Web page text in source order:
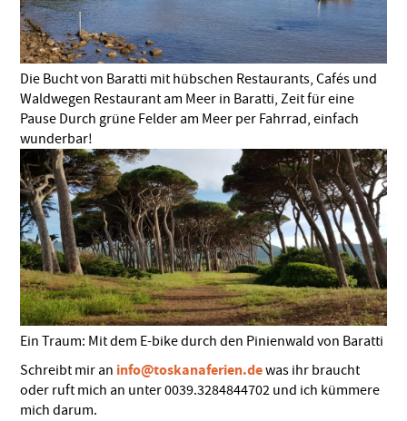
Die Bucht von Baratti mit hübschen Restaurants, Cafés und
Waldwegen Restaurant am Meer in Baratti, Zeit für eine
Pause Durch grüne Felder am Meer per Fahrrad, einfach
wunderbar!
Ein Traum: Mit dem E-bike durch den Pinienwald von Baratti
Schreibt mir an info@toskanaferien.dewas ihr braucht
oder ruft mich an unter 0039.3284844702 und ich kümmere
mich darum.